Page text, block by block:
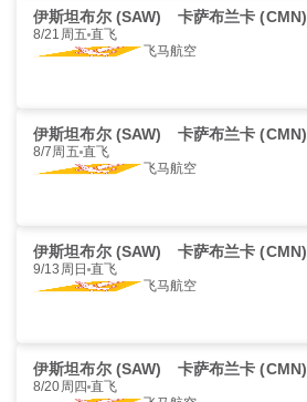
伊斯坦布尔 (SAW) 卡萨布兰卡 (CMN)
8/21周五 直飞
飞马航空
伊斯坦布尔 (SAW) 卡萨布兰卡 (CMN)
8/7周五 直飞
飞马航空
伊斯坦布尔 (SAW) 卡萨布兰卡 (CMN)
9/13周日 直飞
飞马航空
伊斯坦布尔 (SAW) 卡萨布兰卡 (CMN)
8/20周四 直飞